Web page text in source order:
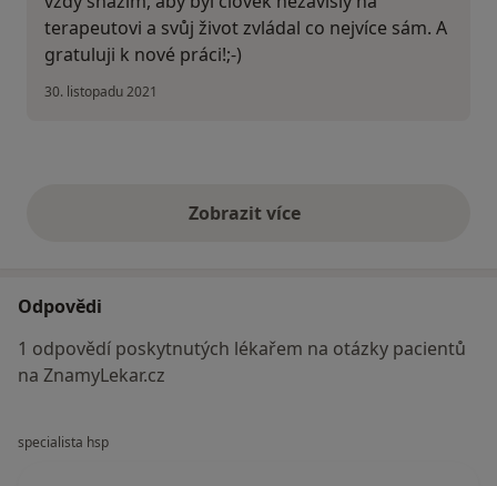
terapeutovi a svůj život zvládal co nejvíce sám. A
gratuluji k nové práci!;-)
30. listopadu 2021
Zobrazit vícevýše uvedené názory
Odpovědi
1 odpovědí poskytnutých lékařem na otázky pacientů
na ZnamyLekar.cz
specialista hsp